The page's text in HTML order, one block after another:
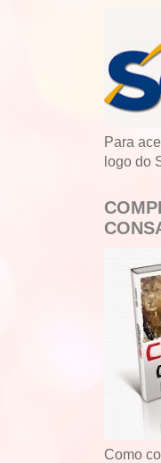
Para
logo do
Como